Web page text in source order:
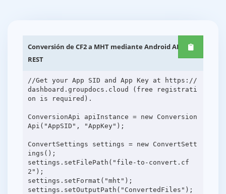
Conversión de CF2 a MHT mediante Android API
REST
//Get your App SID and App Key at https://
dashboard.groupdocs.cloud (free registrati
on is required).
ConversionApi apiInstance = new Conversion
Api("AppSID", "AppKey");
ConvertSettings settings = new ConvertSett
ings();
settings.setFilePath("file-to-convert.cf
2");
settings.setFormat("mht");
settings.setOutputPath("ConvertedFiles");